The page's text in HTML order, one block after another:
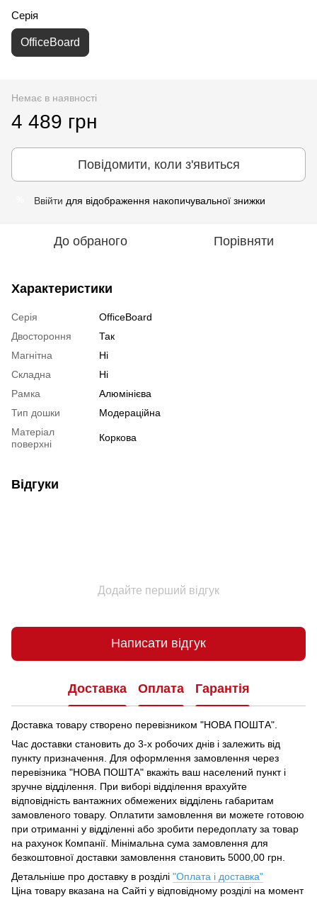
Серія
OfficeBoard
Немає в наявності
4 489 грн
Повідомити, коли з'явиться
Ввійти для відображення накопичувальної знижки
До обраного Порівняти
Характеристики
Серія
OfficeBoard
Двостороння
Так
Магнітна
Ні
Складна
Ні
Рамка
Алюмінієва
Тип дошки
Модераційна
Матеріал
поверхні
Коркова
Відгуки
Додайте перший відгук
Написати відгук
Доставка Оплата Гарантія
Доставка товару створено перевізником "НОВА ПОШТА".
Час доставки становить до 3-х робочих днів і залежить від
пункту призначення. Для оформлення замовлення через
перевізника "НОВА ПОШТА" вкажіть ваш населений пункт і
зручне відділення.
При виборі відділення врахуйте
відповідність вантажних обмежених відділень габаритам
замовленого товару. Оплатити замовлення ви можете готовою
при отриманні у відділенні або зробити передоплату за товар
на рахунок Компанії. Мінімальна сума замовлення для
безкоштовної доставки замовлення становить 5000,00 грн.
Детальніше про доставку в розділі "Оплата і доставка"
Ціна товару вказана на Сайті у відповідному розділі на момент